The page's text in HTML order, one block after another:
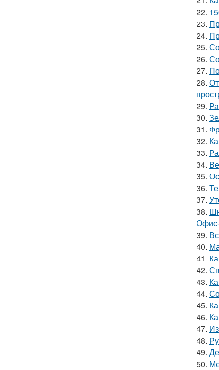
22.
23.
24.
25.
26.
27.
28.
29.
30.
31.
32.
33.
34.
35.
36.
37.
38.
39.
40.
41.
42.
43.
44.
45.
46.
47.
48.
49.
50.